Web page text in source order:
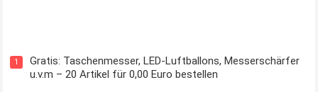
1
Gratis: Taschenmesser, LED-Luftballons, Messerschärfer
u.v.m – 20 Artikel für 0,00 Euro bestellen